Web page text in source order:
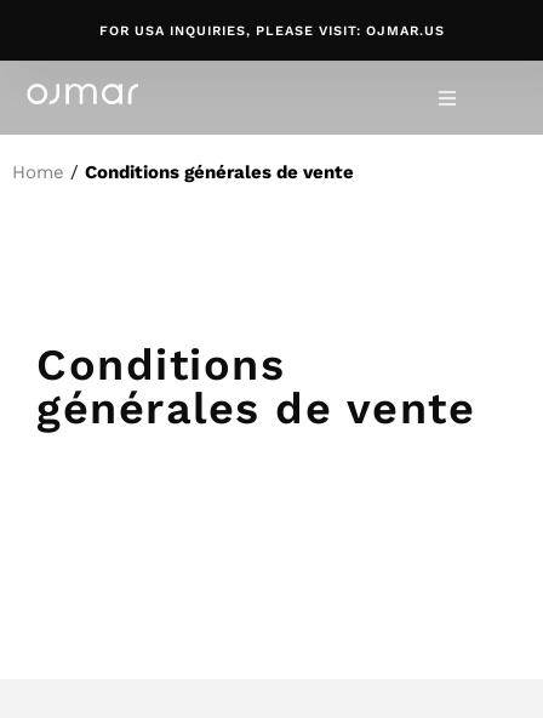
FOR USA INQUIRIES, PLEASE VISIT: OJMAR.US
Home / Conditions générales de vente
Conditions
générales de vente